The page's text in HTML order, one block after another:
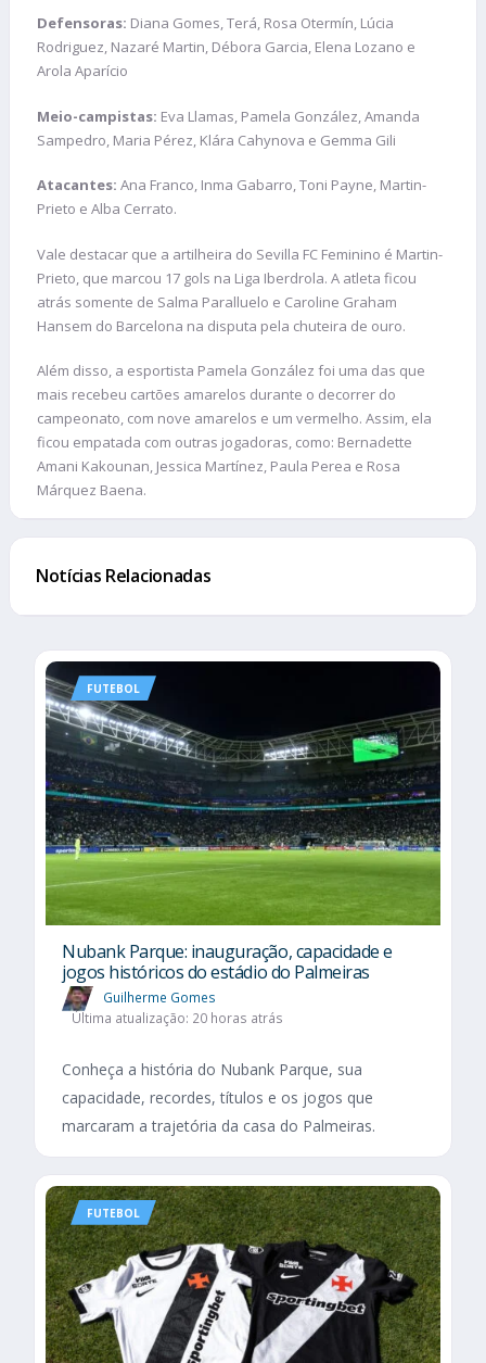
Defensoras: Diana Gomes, Terá, Rosa Otermín, Lúcia
Rodriguez, Nazaré Martin, Débora Garcia, Elena Lozano e
Arola Aparício
Meio-campistas: Eva Llamas, Pamela González, Amanda
Sampedro, Maria Pérez, Klára Cahynova e Gemma Gili
Atacantes: Ana Franco, Inma Gabarro, Toni Payne, Martin-
Prieto e Alba Cerrato.
Vale destacar que a artilheira do Sevilla FC Feminino é Martin-
Prieto, que marcou 17 gols na Liga Iberdrola. A atleta ficou
atrás somente de Salma Paralluelo e Caroline Graham
Hansem do Barcelona na disputa pela chuteira de ouro.
Além disso, a esportista Pamela González foi uma das que
mais recebeu cartões amarelos durante o decorrer do
campeonato, com nove amarelos e um vermelho. Assim, ela
ficou empatada com outras jogadoras, como: Bernadette
Amani Kakounan, Jessica Martínez, Paula Perea e Rosa
Márquez Baena.
Notícias Relacionadas
FUTEBOL
Nubank Parque: inauguração, capacidade e
jogos históricos do estádio do Palmeiras
Guilherme Gomes
Última atualização: 20 horas atrás
Conheça a história do Nubank Parque, sua
capacidade, recordes, títulos e os jogos que
marcaram a trajetória da casa do Palmeiras.
FUTEBOL